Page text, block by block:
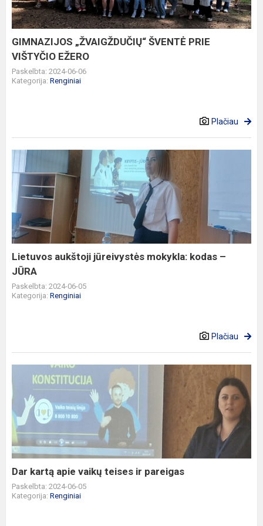
EŽERO
GIMNAZIJOS „ŽVAIGŽDUČIŲ“ ŠVENTĖ PRIE
VIŠTYČIO EŽERO
Paskelbta: 2024-06-06
Kategorija: Renginiai
Plačiau
Lietuvos
aukštoji
jūreivystės
mokykla:
kodas
–
JŪRA
Lietuvos aukštoji jūreivystės mokykla: kodas –
JŪRA
Paskelbta: 2024-06-05
Kategorija: Renginiai
Plačiau
kartą
apie
vaikų
teises
ir
pareigas
Dar kartą apie vaikų teises ir pareigas
Paskelbta: 2024-06-05
Kategorija: Renginiai